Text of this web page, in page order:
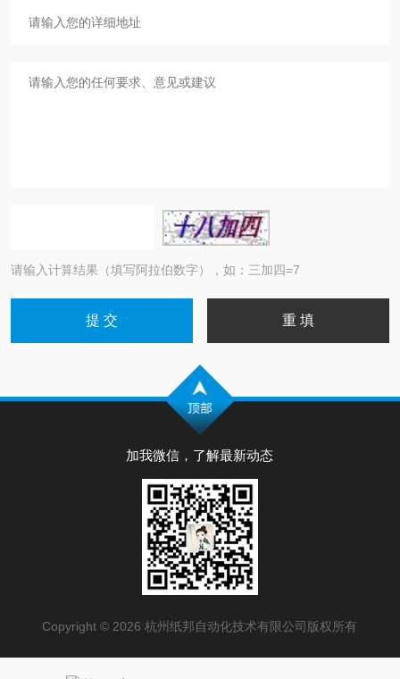
请输入计算结果（填写阿拉伯数字），如：三加四=7
加我微信，了解最新动态
Copyright © 2026 杭州纸邦自动化技术有限公司版权所有